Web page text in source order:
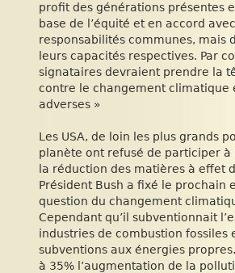
profit des générations présentes
base de l’équité et en accord
responsabilités communes, mais
leurs capacités respectives. Par
signataires devraient prendre la
contre le changement climatique
adverses »
Les USA, de loin les plus grands
planète ont refusé de participer
la réduction des matières à effet
Président Bush a fixé le prochain
question du changement
Cependant qu’il subventionnait
industries de combustion fossiles
subventions aux énergies
à 35% l’augmentation de la